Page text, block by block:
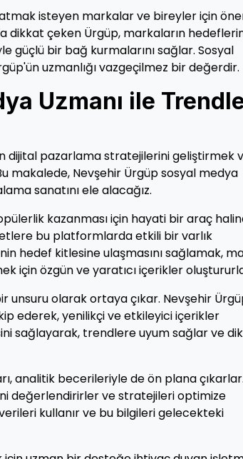
isteyen markalar ve bireyler için
dikkat çeken Ürgüp, markaların
güçlü bir bağ kurmalarını sağlar. Sosyal
uzmanlığı vazgeçilmez bir değerdir.
Uzmanı ile
dijital pazarlama stratejilerini geliştirmek
makalede, Nevşehir Ürgüp sosyal medya
sanatını ele alacağız.
kazanması için hayati bir araç
bu platformlarda etkili bir varlık
hedef kitlesine ulaşmasını sağlamak,
için özgün ve yaratıcı içerikler
olarak ortaya çıkar. Nevşehir
ederek, yenilikçi ve etkileyici içerikler
sağlayarak, trendlere uyum sağlar ve
analitik becerileriyle de ön plana çıkarlar.
değerlendirirler ve stratejileri optimize
kullanır ve bu bilgileri gelecekteki